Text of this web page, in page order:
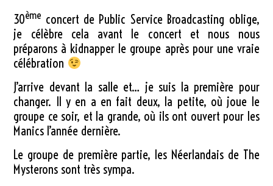
30ème concert de Public Service Broadcasting oblige,
je célèbre cela avant le concert et nous nous
préparons à kidnapper le groupe après pour une vraie
célébration
J’arrive devant la salle et… je suis la première pour
changer. Il y en a en fait deux, la petite, où joue le
groupe ce soir, et la grande, où ils ont ouvert pour les
Manics l’année dernière.
Le groupe de première partie, les Néerlandais de The
Mysterons sont très sympa.